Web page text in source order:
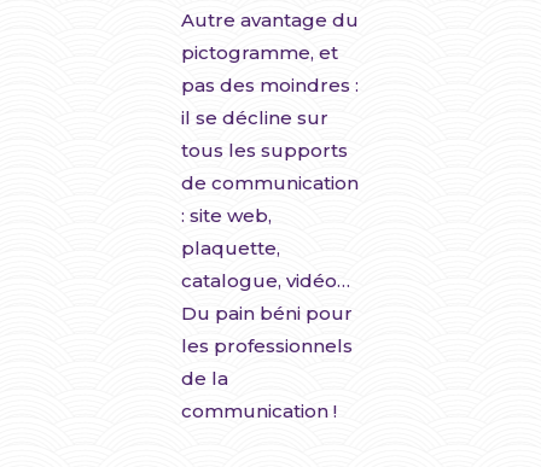
Autre avantage du
pictogramme, et
pas des moindres :
il se décline sur
tous les supports
de communication
: site web,
plaquette,
catalogue, vidéo…
Du pain béni pour
les professionnels
de la
communication !